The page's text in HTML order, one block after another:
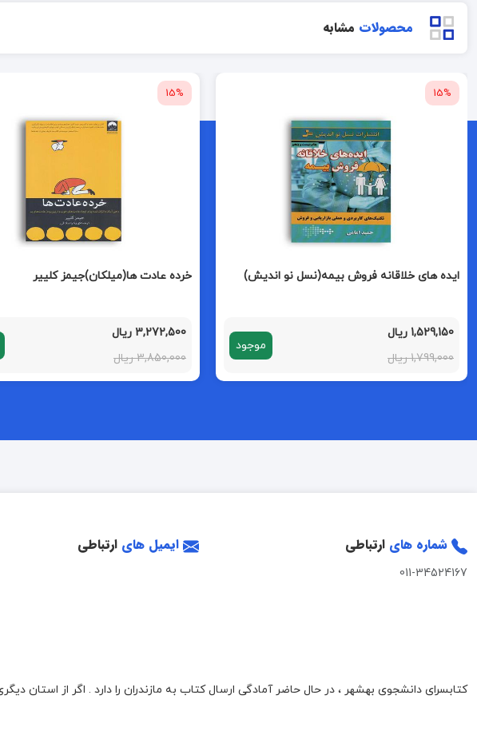
محصولات مشابه
15%
ایده های خلاقانه فروش بیمه(نسل نو اندیش)
1,529,150 ریال
1,799,000 ریال
موجود
15%
خرده عادت ها(میلکان)جیمز کلییر
3,272,500 ریال
3,850,000 ریال
شماره های ارتباطی
011-34524167
ایمیل های ارتباطی
کتابسرای دانشجوی بهشهر ، در حال حاضر آمادگی ارسال کتاب به مازندران را دارد . اگر از استان